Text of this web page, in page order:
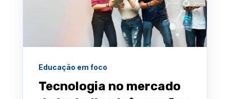
Educação em foco
Tecnologia no mercado